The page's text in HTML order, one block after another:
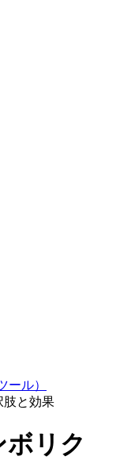
ール）
肢と効果
ボリク